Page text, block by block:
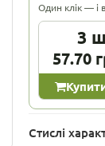
Один клік — і
3
57.70
Стислі